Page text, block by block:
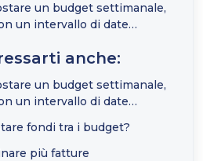
un budget settimanale,
un intervallo di date
anche:
un budget settimanale,
un intervallo di date
fondi tra i budget?
più fatture